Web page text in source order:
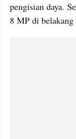
pengisian daya.
8 MP di